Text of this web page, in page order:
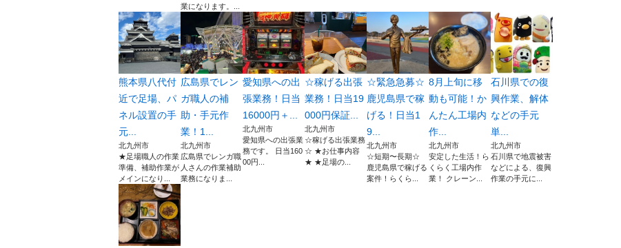
業になります。...
熊本県八代付
近で足場、パ
ネル設置の手
元...
北九州市
★足場職人の作業
準備、補助作業が
メインになり...
広島県でレン
ガ職人の補
助・手元作
業！1...
北九州市
広島県でレンガ職
人さんの作業補助
業務になりま...
愛知県への出
張業務！日当
16000円＋...
北九州市
愛知県への出張業
務です。 日当160
00円...
☆稼げる出張
業務！日当19
000円保証...
北九州市
☆稼げる出張業務
☆ ★お仕事内容
★ ★足場の...
☆緊急急募☆
鹿児島県で稼
げる！日当1
9...
北九州市
☆短期〜長期☆
鹿児島県で稼げる
案件！らくら...
8月上旬に移
動も可能！か
んたん工場内
作...
北九州市
安定した生活！ら
くらく工場内作
業！ クレーン...
石川県での復
興作業、解体
などの手元
単...
北九州市
石川県で地震被害
などによる、復興
作業の手元に...